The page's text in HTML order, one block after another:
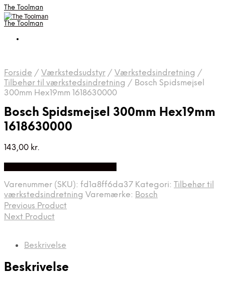
The Toolman
The Toolman
Forside / Værkstedsudstyr / Værkstedsindretning /
Tilbehør til værkstedsindretning / Bosch Spidsmejsel
300mm Hex19mm 1618630000
Bosch Spidsmejsel 300mm Hex19mm
1618630000
143,00 kr.
Varenummer (SKU): fd1a8ff6da37 Kategori: Tilbehør til
værkstedsindretning Varemærke: Bosch
Previous Product
Next Product
Beskrivelse
Beskrivelse